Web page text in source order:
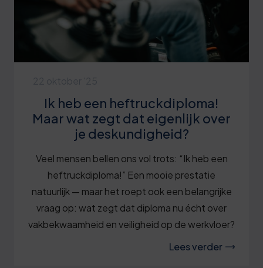
Ik heb een heftruckdiploma!
Maar wat zegt dat eigenlijk over
je deskundigheid?
Veel mensen bellen ons vol trots: “Ik heb een
heftruckdiploma!” Een mooie prestatie
natuurlijk — maar het roept ook een belangrijke
vraag op: wat zegt dat diploma nu écht over
vakbekwaamheid en veiligheid op de werkvloer?
Lees verder